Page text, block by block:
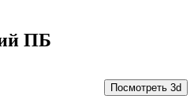
ПБ
Посмотреть 3d